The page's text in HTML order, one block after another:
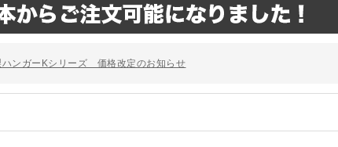
ハンガーKシリーズ 価格改定のお知らせ